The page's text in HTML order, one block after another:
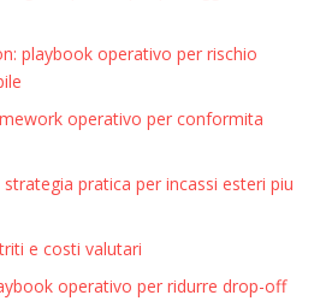
playbook operativo per rischio
operativo per conformita
pratica per incassi esteri piu
e costi valutari
operativo per ridurre drop-off